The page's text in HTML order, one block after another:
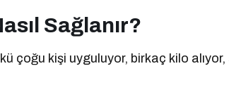
Sağlanır?
çoğu kişi uyguluyor, birkaç kilo